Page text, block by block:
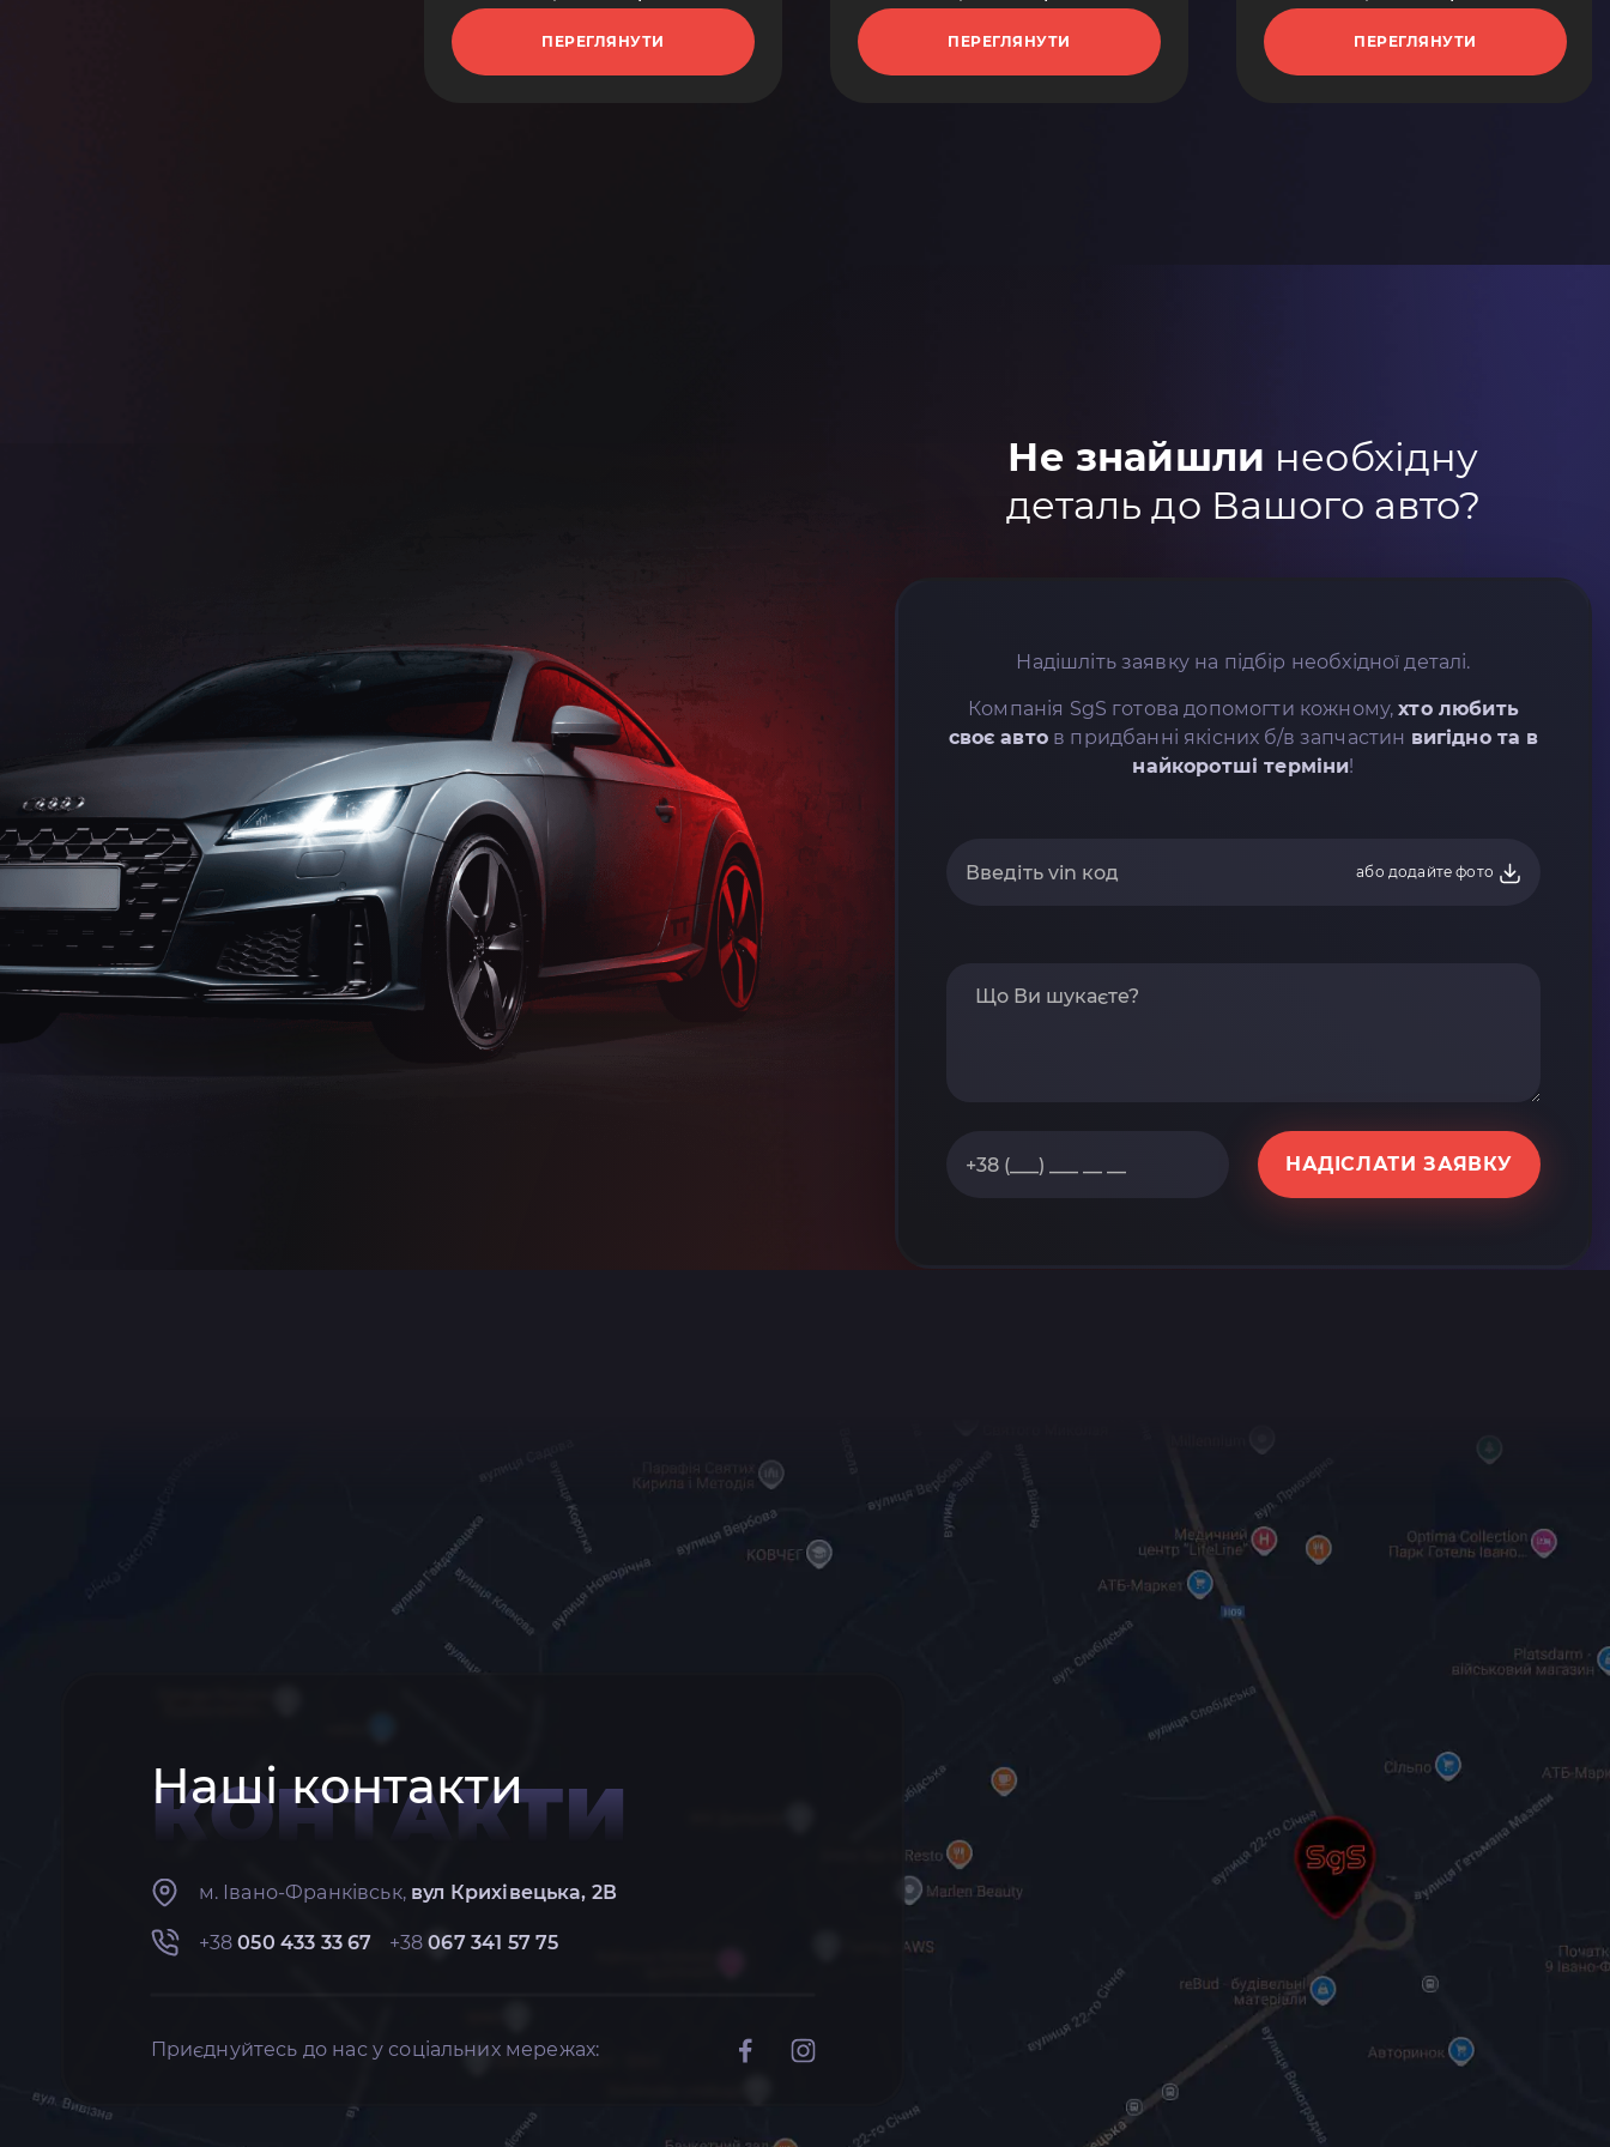
ПЕРЕГЛЯНУТИ ПЕРЕГЛЯНУТИ ПЕРЕГЛЯНУТИ
Не знайшли необхідну
деталь до Вашого авто?
Надішліть заявку на підбір необхідної деталі.
Компанія SgS готова допомогти кожному,хто любить
своє автов придбанні якісних б/в запчастин вигідно та в
найкоротші терміни!
або додайте фото
НАДІСЛАТИ ЗАЯВКУ
Наші контакти
КОНТАКТИ
м. Івано-Франківськ, вул Крихівецька, 2В
+38050 433 33 67 +38067 341 57 75
Приєднуйтесь до нас у соціальних мережах: